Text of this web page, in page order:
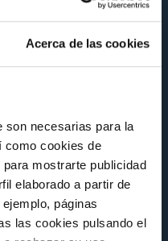
Acerca de las cookies
son necesarias para la
como cookies de
mostrarte publicidad
elaborado a partir de
páginas
las cookies pulsando el
en
MentoringLAB